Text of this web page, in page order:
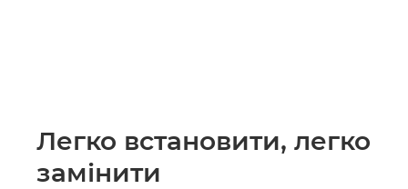
Легко встановити, легко
замінити